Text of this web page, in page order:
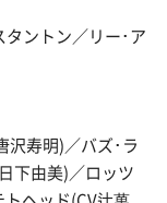
タントン／リー･ア
沢寿明)／バズ･ラ
下由美)／ロッツ